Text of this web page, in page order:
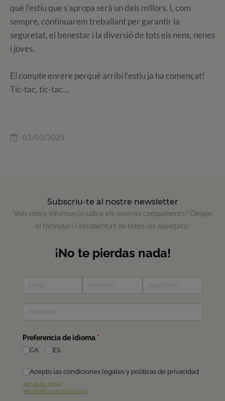
què l’estiu que s’apropa serà un dels millors. I, com
sempre, continuarem treballant per garantir la
seguretat, el benestar i la diversió de tots els nens, nenes
i joves.
El compte enrere perquè arribi l’estiu ja ha començat!
Tic-tac, tic-tac…
03/03/2025
Subscriu-te al nostre newsletter
Vols rebre informació sobre els nostres campaments? Omple
el formulari i assabenta't de totes les novetats!